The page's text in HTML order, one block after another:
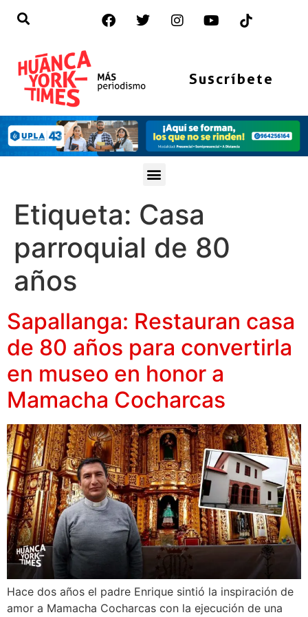
Suscríbete
Etiqueta: Casa
parroquial de 80
años
Sapallanga: Restauran casa
de 80 años para convertirla
en museo en honor a
Mamacha Cocharcas
Hace dos años el padre Enrique sintió la inspiración de
amor a Mamacha Cocharcas con la ejecución de una